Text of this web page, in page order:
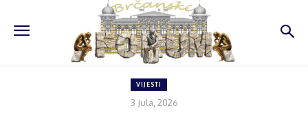
VIJESTI
3 Jula, 2026